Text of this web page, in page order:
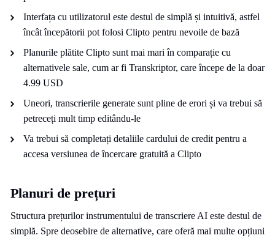
Interfața cu utilizatorul este destul de simplă și intuitivă, astfel
încât începătorii pot folosi Clipto pentru nevoile de bază
Planurile plătite Clipto sunt mai mari în comparație cu
alternativele sale, cum ar fi Transkriptor, care începe de la doar
4.99 USD
Uneori, transcrierile generate sunt pline de erori și va trebui să
petreceți mult timp editându-le
Va trebui să completați detaliile cardului de credit pentru a
accesa versiunea de încercare gratuită a Clipto
Planuri de prețuri
Structura prețurilor instrumentului de transcriere AI este destul de
simplă. Spre deosebire de alternative, care oferă mai multe opțiuni